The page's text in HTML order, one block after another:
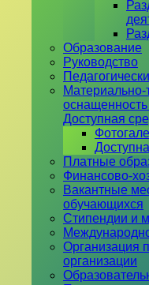
Образование
Руководство
Материально-
оснащенность
Доступная
Платные
Финансово-
Вакантные
обучающихся
Стипендии и
Организация
организации